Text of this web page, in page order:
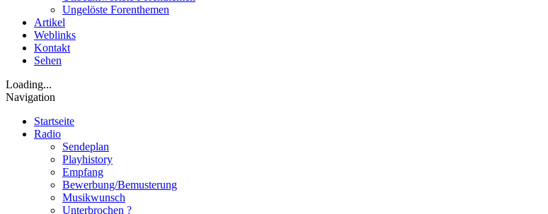
Ungelöste Forenthemen
Artikel
Weblinks
Kontakt
Sehen
Loading...
Navigation
Startseite
Radio
Sendeplan
Playhistory
Empfang
Bewerbung/Bemusterung
Musikwunsch
Unterbrochen ?